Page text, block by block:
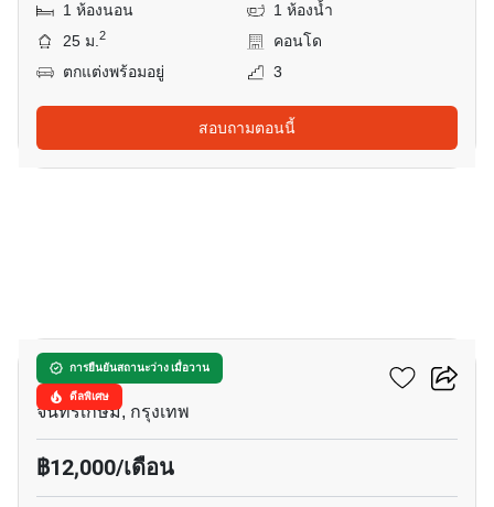
1 ห้องนอน
1 ห้องน้ำ
25 ม.2
คอนโด
ตกแต่งพร้อมอยู่
3
สอบถามตอนนี้
การยืนยันสถานะว่าง เมื่อวาน
ดีลพิเศษ
มารูน รัชดา 32
จันทรเกษม, กรุงเทพ
฿12,000/เดือน